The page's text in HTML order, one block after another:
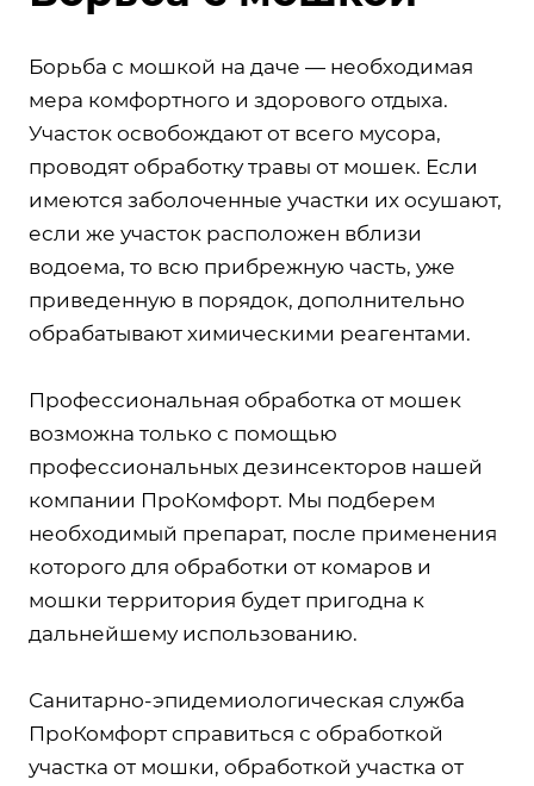
Борьба с мошкой на даче — необходимая
мера комфортного и здорового отдыха.
Участок освобождают от всего мусора,
проводят обработку травы от мошек. Если
имеются заболоченные участки их осушают,
если же участок расположен вблизи
водоема, то всю прибрежную часть, уже
приведенную в порядок, дополнительно
обрабатывают химическими реагентами.
Профессиональная обработка от мошек
возможна только с помощью
профессиональных дезинсекторов нашей
компании ПроКомфорт. Мы подберем
необходимый препарат, после применения
которого для обработки от комаров и
мошки территория будет пригодна к
дальнейшему использованию.
Санитарно-эпидемиологическая служба
ПроКомфорт справиться с обработкой
участка от мошки, обработкой участка от